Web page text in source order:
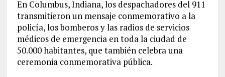
En Columbus, Indiana, los despachadores del 911
transmitieron un mensaje conmemorativo a la
policía, los bomberos y las radios de servicios
médicos de emergencia en toda la ciudad de
50.000 habitantes, que también celebra una
ceremonia conmemorativa pública.